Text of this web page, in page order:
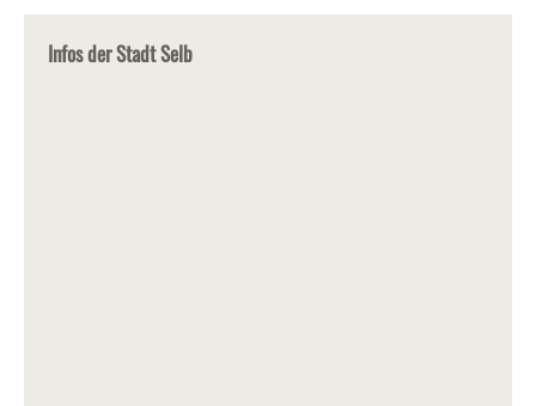
Infos der Stadt Selb